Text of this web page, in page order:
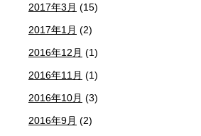
2017年3月 (15)
2017年1月 (2)
2016年12月 (1)
2016年11月 (1)
2016年10月 (3)
2016年9月 (2)